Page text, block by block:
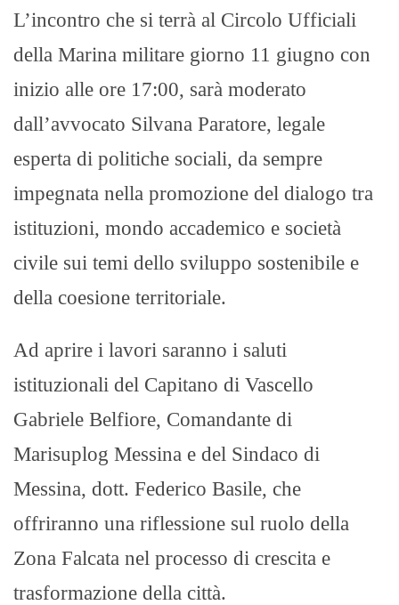
L’incontro che si terrà al Circolo Ufficiali
della Marina militare giorno 11 giugno con
inizio alle ore 17:00, sarà moderato
dall’avvocato Silvana Paratore, legale
esperta di politiche sociali, da sempre
impegnata nella promozione del dialogo tra
istituzioni, mondo accademico e società
civile sui temi dello sviluppo sostenibile e
della coesione territoriale.
Ad aprire i lavori saranno i saluti
istituzionali del Capitano di Vascello
Gabriele Belfiore, Comandante di
Marisuplog Messina e del Sindaco di
Messina, dott. Federico Basile, che
offriranno una riflessione sul ruolo della
Zona Falcata nel processo di crescita e
trasformazione della città.